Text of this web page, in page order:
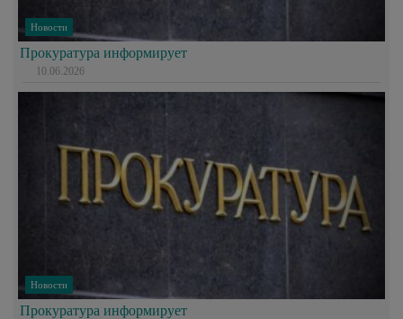
Новости
Прокуратура информирует
10.06.2026
Новости
Прокуратура информирует